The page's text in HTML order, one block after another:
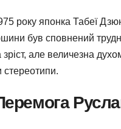
року японка Табеї
був сповнений
але величезна
стереотипи.